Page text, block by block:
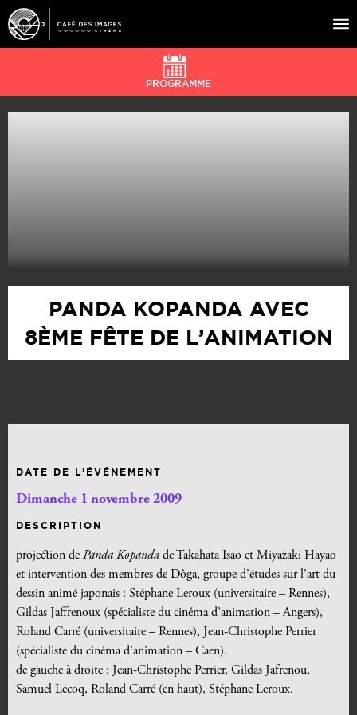
À L’AFFICHE
PROGRAMME
PANDA KOPANDA AVEC
8ÈME FÊTE DE L’ANIMATION
DATE DE L’ÉVÉNEMENT
Dimanche 1 novembre 2009
DESCRIPTION
projection de Panda Kopanda de Takahata Isao et Miyazaki Hayao
et intervention des membres de Dôga, groupe d’études sur l’art du
dessin animé japonais : Stéphane Leroux (universitaire – Rennes),
Gildas Jaffrenoux (spécialiste du cinéma d’animation – Angers),
Roland Carré (universitaire – Rennes), Jean-Christophe Perrier
(spécialiste du cinéma d’animation – Caen).
de gauche à droite : Jean-Christophe Perrier, Gildas Jafrenou,
Samuel Lecoq, Roland Carré (en haut), Stéphane Leroux.